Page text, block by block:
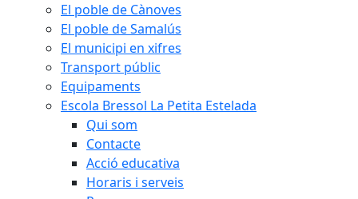
El poble de Cànoves
El poble de Samalús
El municipi en xifres
Transport públic
Equipaments
Escola Bressol La Petita Estelada
Qui som
Contacte
Acció educativa
Horaris i serveis